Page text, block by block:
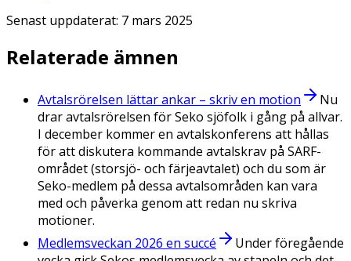
Senast uppdaterat: 7 mars 2025
Relaterade ämnen
Avtalsrörelsen lättar ankar – skriv en motion
Nu
drar avtalsrörelsen för Seko sjöfolk i gång på allvar.
I december kommer en avtalskonferens att hållas
för att diskutera kommande avtalskrav på SARF-
området (storsjö- och färjeavtalet) och du som är
Seko-medlem på dessa avtalsområden kan vara
med och påverka genom att redan nu skriva
motioner.
Medlemsveckan 2026 en succé
Under föregående